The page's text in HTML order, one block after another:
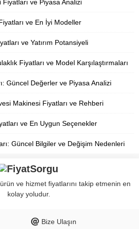
ve Piyasa Analizi
ve En İyi Modeller
ve Yatırım Potansiyeli
Fiyatları ve Model Karşılaştırmaları
Güncel Değerler ve Piyasa Analizi
Makinesi Fiyatları ve Rehberi
ve En Uygun Seçenekler
Güncel Bilgiler ve Değişim Nedenleri
ve hizmet fiyatlarını takip etmenin en
kolay yoludur.
Bize Ulaşın